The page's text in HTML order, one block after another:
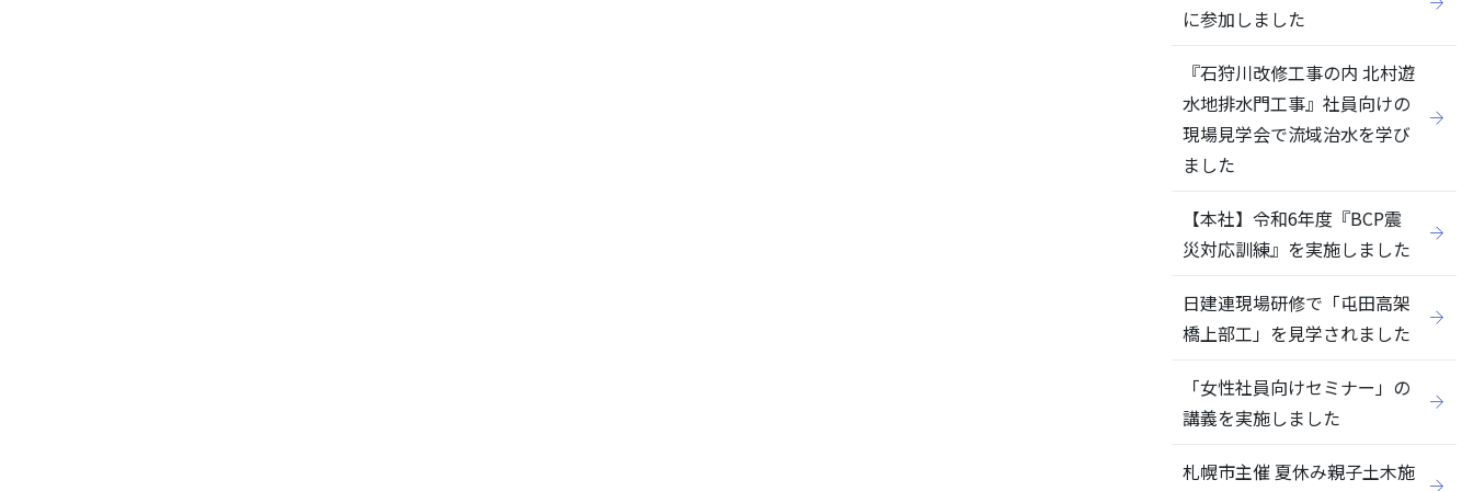
に参加しました
『石狩川改修工事の内 北村遊
水地排水門工事』社員向けの
現場見学会で流域治水を学び
ました
【本社】令和6年度『BCP震
災対応訓練』を実施しました
日建連現場研修で「屯田高架
橋上部工」を見学されました
「女性社員向けセミナー」の
講義を実施しました
札幌市主催 夏休み親子土木施